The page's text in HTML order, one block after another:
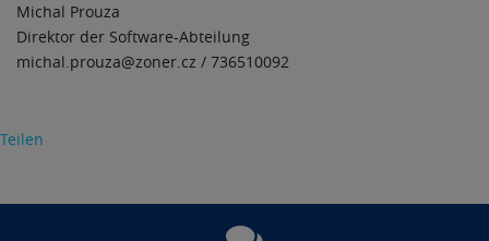
Michal Prouza
Direktor der Software-Abteilung
michal.prouza@zoner.cz / 736510092
Teilen